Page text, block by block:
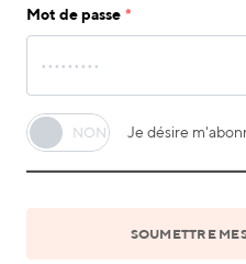
Mot de passe
NON Je désire
SOUMETTRE